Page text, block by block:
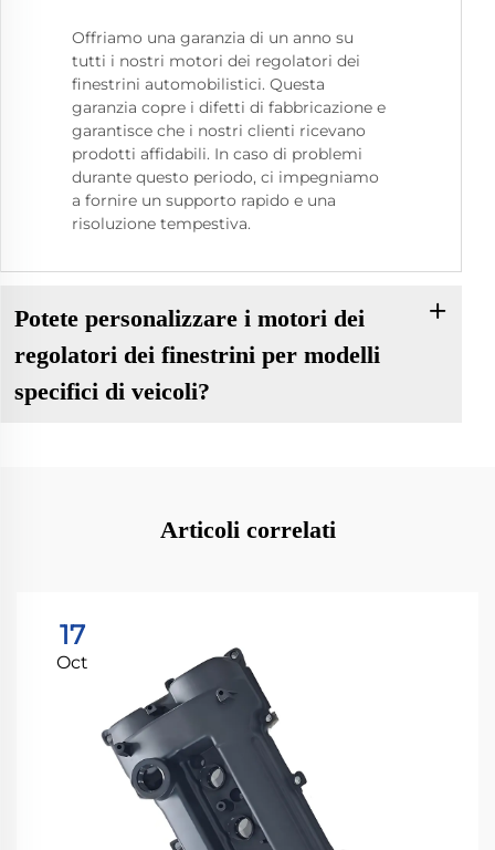
Offriamo una garanzia di un anno su
tutti i nostri motori dei regolatori dei
finestrini automobilistici. Questa
garanzia copre i difetti di fabbricazione e
garantisce che i nostri clienti ricevano
prodotti affidabili. In caso di problemi
durante questo periodo, ci impegniamo
a fornire un supporto rapido e una
risoluzione tempestiva.
Potete personalizzare i motori dei
regolatori dei finestrini per modelli
specifici di veicoli?
Articoli correlati
17
Oct